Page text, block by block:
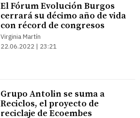
El Fórum Evolución Burgos
cerrará su décimo año de vida
con récord de congresos
Virginia Martín
22.06.2022 | 23:21
Grupo Antolin se suma a
Reciclos, el proyecto de
reciclaje de Ecoembes